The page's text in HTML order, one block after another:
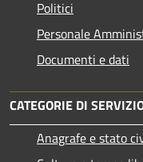
Politici
Personale
Documenti e dati
CATEGORIE DI
Anagrafe e stato